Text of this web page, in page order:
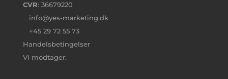
CVR: 36679220
info@yes-marketing.dk
+45 29 72 55 73
Handelsbetingelser
Vi modtager: